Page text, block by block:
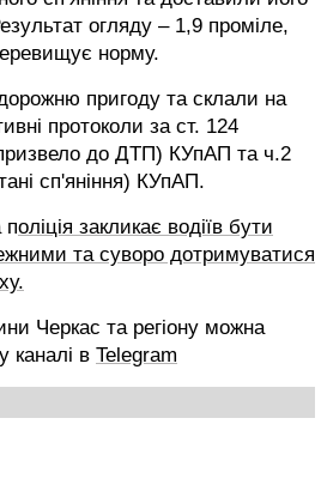
огляду – 1,9 проміле,
норму.
пригоду та склали на
протоколи за ст. 124
до ДТП) КУпАП та ч.2
сп'яніння) КУпАП.
поліція закликає водіїв бути
та суворо дотримуватися
Черкас та регіону можна
каналі в Telegram